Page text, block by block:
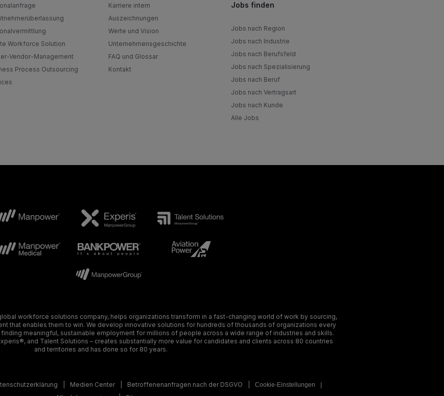
Workforce Solution
Vendor-Management
Process Outsourcing
Karriere intern
Auszeichnungen
Werte und Vision
Unternehmensgeschichte
FAQ und Glossar
Kontakt
Jobs finden
Jobs nach Region
Jobs nach Industrie
Jobs nach Berufsfeld
Jobs nach Spezialisierung
Jobs nach Beruf
Jobs nach Vertragsart
Jobs nach Kunde
Alle Jobs
workforce solutions company, helps organizations transform in a fast-changing world of work by sourcing,
that enables them to win. We develop innovative solutions for hundreds of thousands of organizations every
meaningful, sustainable employment for millions of people across a wide range of industries and skills.
and Talent Solutions – creates substantially more value for candidates and clients across 80 countries
and territories and has done so for 80 years.
Medien Center Betroffenenanfragen nach der DSGVO Cookie-Einstellungen